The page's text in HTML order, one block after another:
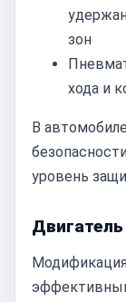
зон
хода и
В
уровень